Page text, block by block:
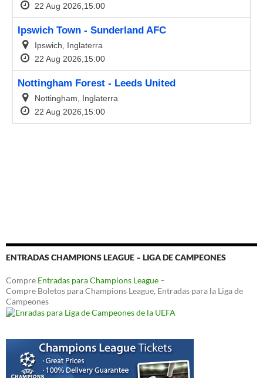
ENTRADAS CHAMPIONS LEAGUE – LIGA DE CAMPEONES
Compre Entradas para Champions League –
Compre Boletos para Champions League, Entradas para la Liga de
Campeones